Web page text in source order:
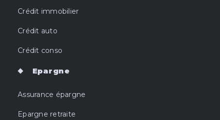
Crédit immobilier
Crédit auto
Crédit conso
Epargne
Assurance épargne
Epargne retraite